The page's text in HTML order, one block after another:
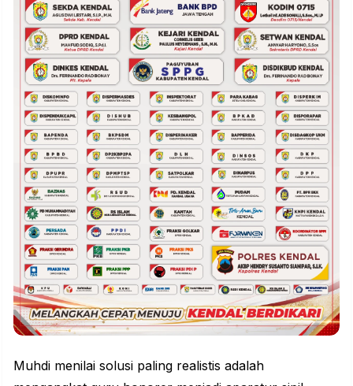
Muhdi menilai solusi paling realistis adalah